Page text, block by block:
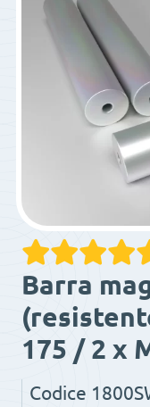
Barra
175 / 2 x
Codice